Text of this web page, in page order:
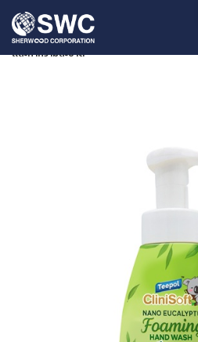
หน้าหลัก | ผลิตภัณฑ์ | ผลิตภัณฑ์สำหรับใช้ครั
และทำความสะอาด